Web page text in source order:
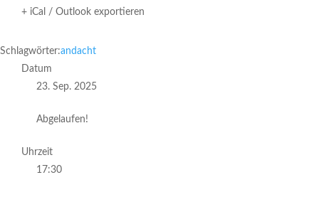
+ iCal / Outlook exportieren
Schlagwörter:andacht
Datum
23. Sep. 2025
Abgelaufen!
Uhrzeit
17:30